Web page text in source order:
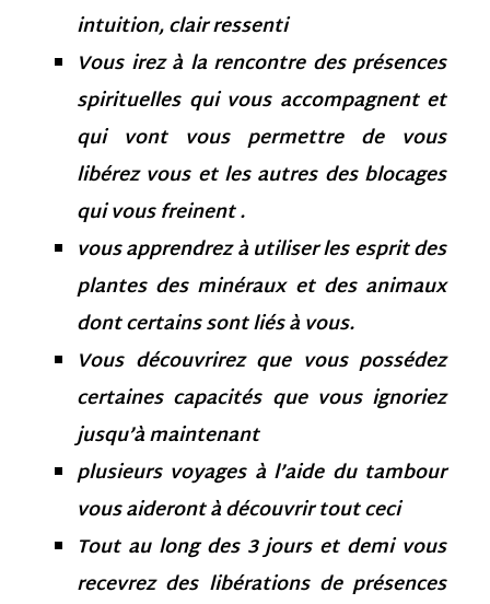
intuition, clair ressenti
Vous irez à la rencontre des présences
spirituelles qui vous accompagnent et
qui vont vous permettre de vous
libérez vous et les autres des blocages
qui vous freinent .
vous apprendrez à utiliser les esprit des
plantes des minéraux et des animaux
dont certains sont liés à vous.
Vous découvrirez que vous possédez
certaines capacités que vous ignoriez
jusqu’à maintenant
plusieurs voyages à l’aide du tambour
vous aideront à découvrir tout ceci
Tout au long des 3 jours et demi vous
recevrez des libérations de présences